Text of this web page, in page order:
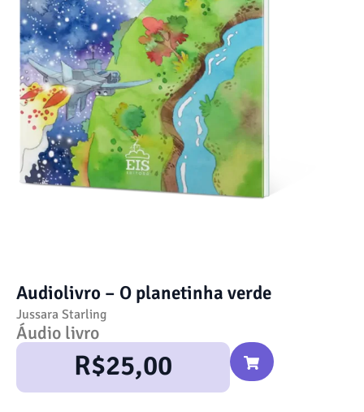
Audiolivro – O planetinha verde
Jussara Starling
Áudio livro
R$25,00